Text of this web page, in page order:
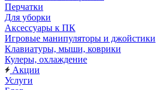
Перчатки
Для уборки
Аксессуары к ПК
Игровые манипуляторы и джойстики
Клавиатуры, мыши, коврики
Кулеры, охлаждение
Акции
Услуги